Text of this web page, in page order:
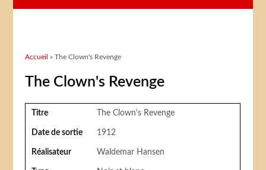
Vous êtes ici
Accueil » The Clown's Revenge
The Clown's Revenge
Titre The Clown's Revenge
Date de sortie 1912
Réalisateur Waldemar Hansen